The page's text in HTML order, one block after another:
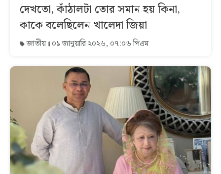
দেখতো, কাঁঠালটা তোর সমান হয় কিনা,
কাকে বলেছিলেন খালেদা জিয়া
জাতীয় ০১ জানুয়ারি ২০২৬, ০৭:০৬ পিএম